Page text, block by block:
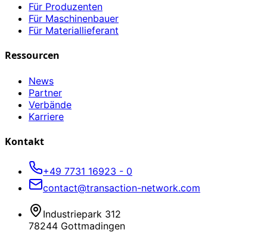
Für Produzenten
Für Maschinenbauer
Für Materiallieferant
Ressourcen
News
Partner
Verbände
Karriere
Kontakt
+49 7731 16923 - 0
contact@transaction-network.com
Industriepark 312
78244 Gottmadingen